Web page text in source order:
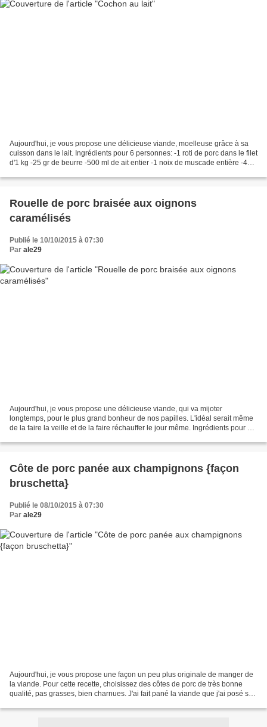
Aujourd'hui, je vous propose une délicieuse viande, moelleuse grâce à sa
cuisson dans le lait. Ingrédients pour 6 personnes: -1 roti de porc dans le filet
d'1 kg -25 gr de beurre -500 ml de ait entier -1 noix de muscade entière -4
Rouelle de porc braisée aux oignons
caramélisés
Publié le 10/10/2015 à 07:30
Par ale29
Aujourd'hui, je vous propose une délicieuse viande, qui va mijoter
longtemps, pour le plus grand bonheur de nos papilles. L'idéal serait même
de la faire la veille et de la faire réchauffer le jour même. Ingrédients pour 4/6
Côte de porc panée aux champignons {façon
bruschetta}
Publié le 08/10/2015 à 07:30
Par ale29
Aujourd'hui, je vous propose une façon un peu plus originale de manger de
la viande. Pour cette recette, choisissez des côtes de porc de très bonne
qualité, pas grasses, bien charnues. J'ai fait pané la viande que j'ai posé sur